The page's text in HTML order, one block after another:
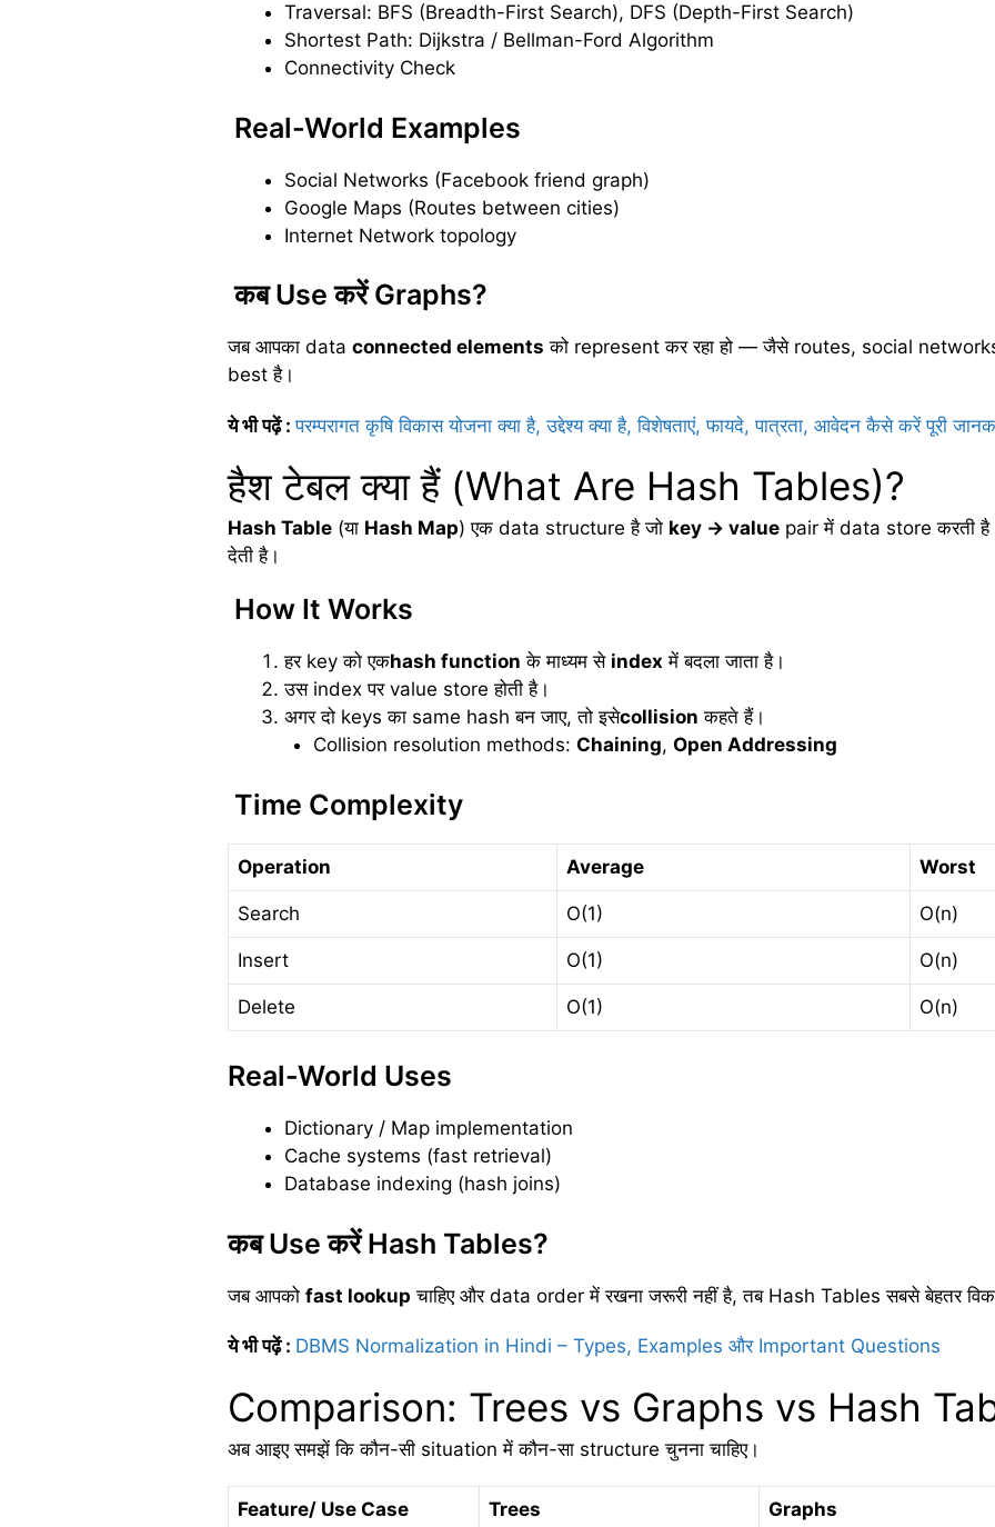
Traversal: BFS (Breadth-First Search), DFS (Depth-First Search)
Shortest Path: Dijkstra / Bellman-Ford Algorithm
Connectivity Check
Real-World Examples
Social Networks (Facebook friend graph)
Google Maps (Routes between cities)
Internet Network topology
कब Use करें Graphs?
जब आपका data connected elements को represent कर रहा हो — जैसे routes, social
best है।
ये भी पढ़ें:परम्परागत कृषि विकास योजना क्या है, उद्देश्य क्या है, विशेषताएं, फायदे, पात्रता, आवेदन कैसे करें पूरी
हैश टेबल क्या हैं (What Are Hash Tables)?
Hash Table (या Hash Map) एक data structure है जो key → value pair में data store करती
देती है।
How It Works
हर key को एकhash function के माध्यम से index में बदला जाता है।
उस index पर value store होती है।
अगर दो keys का same hash बन जाए, तो इसेcollision कहते हैं।
Collision resolution methods: Chaining, Open Addressing
Time Complexity
Operation Average Worst
Search O(1) O(n)
Insert O(1) O(n)
Delete O(1) O(n)
Real-World Uses
Dictionary / Map implementation
Cache systems (fast retrieval)
Database indexing (hash joins)
कब Use करें Hash Tables?
जब आपको fast lookup चाहिए और data order में रखना जरूरी नहीं है, तब Hash Tables सबसे बेहतर
ये भी पढ़ें: DBMS Normalization in Hindi – Types, Examples और Important Questions
Comparison: Trees vs Graphs vs Hash
अब आइए समझें कि कौन-सी situation में कौन-सा structure चुनना चाहिए।
Feature/ Use Case Trees Graphs